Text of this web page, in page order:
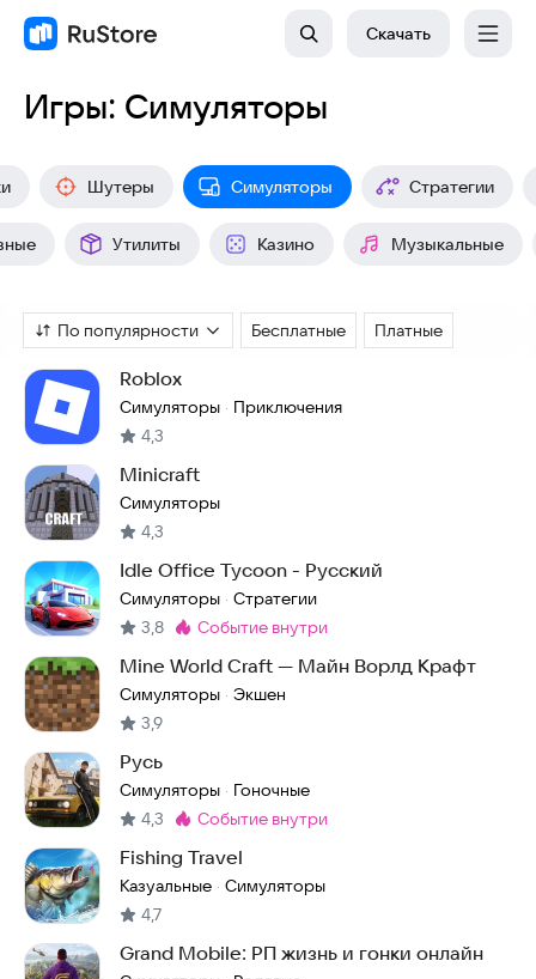
Скачать
Игры: Симуляторы
Шутеры Симуляторы Стратегии
Утилиты Казино Музыкальные
По популярности Бесплатные Платные
Roblox
Симуляторы · Приключения
4,3
Minicraft
Симуляторы
4,3
Idle Office Tycoon - Русский
Симуляторы · Стратегии
3,8 Метка:
событие внутри
Mine World Craft — Майн Ворлд Крафт
Симуляторы · Экшен
3,9
Русь
Симуляторы · Гоночные
4,3
Метка:
событие внутри
Fishing Travel
Казуальные · Симуляторы
4,7
Grand Mobile: РП жизнь и гонки онлайн